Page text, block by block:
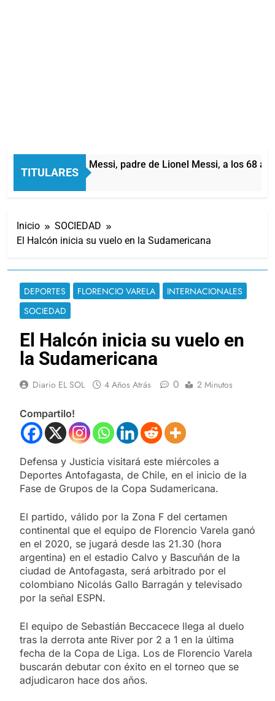
TITULARES
Murió Jorge Messi, padre de Lionel Messi, a los 68 años
4 Horas Atrás
Inicio
SOCIEDAD
El Halcón inicia su vuelo en la Sudamericana
DEPORTES FLORENCIO VARELA
INTERNACIONALES
SOCIEDAD
El Halcón inicia su vuelo en
la Sudamericana
Diario EL SOL 4 Años Atrás 0 2 Minutos
Compartilo!
Defensa y Justicia visitará este miércoles a
Deportes Antofagasta, de Chile, en el inicio de la
Fase de Grupos de la Copa Sudamericana.
El partido, válido por la Zona F del certamen
continental que el equipo de Florencio Varela ganó
en el 2020, se jugará desde las 21.30 (hora
argentina) en el estadio Calvo y Bascuñán de la
ciudad de Antofagasta, será arbitrado por el
colombiano Nicolás Gallo Barragán y televisado
por la señal ESPN.
El equipo de Sebastián Beccacece llega al duelo
tras la derrota ante River por 2 a 1 en la última
fecha de la Copa de Liga. Los de Florencio Varela
buscarán debutar con éxito en el torneo que se
adjudicaron hace dos años.